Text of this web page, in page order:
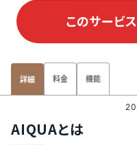
このサービ
詳細 料金 機能
AIQUAとは